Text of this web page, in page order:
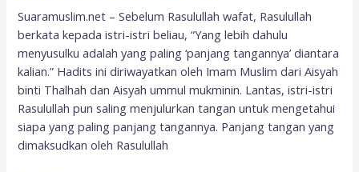
Suaramuslim.net – Sebelum Rasulullah wafat, Rasulullah
berkata kepada istri-istri beliau, “Yang lebih dahulu
menyusulku adalah yang paling ‘panjang tangannya’ diantara
kalian.” Hadits ini diriwayatkan oleh Imam Muslim dari Aisyah
binti Thalhah dan Aisyah ummul mukminin. Lantas, istri-istri
Rasulullah pun saling menjulurkan tangan untuk mengetahui
siapa yang paling panjang tangannya. Panjang tangan yang
dimaksudkan oleh Rasulullah